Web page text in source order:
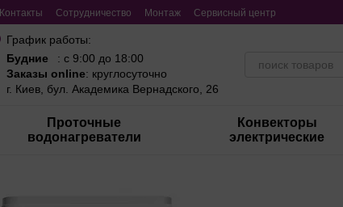
Контакты Сотрудничество Монтаж Сервисный центр
График работы:
Будние
: с 9:00 до 18:00
Заказы online: круглосуточно
г. Киев, бул. Академика Вернадского, 26
Проточные
водонагреватели
Конвекторы
электрические